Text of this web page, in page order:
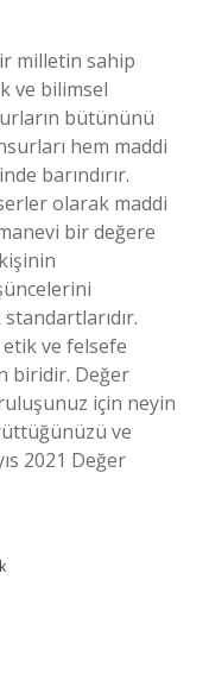
milletin sahip
ve bilimsel
bütününü
hem maddi
barındırır.
olarak maddi
bir değere
ve felsefe
biridir. Değer
için neyin
ve
2021 Değer